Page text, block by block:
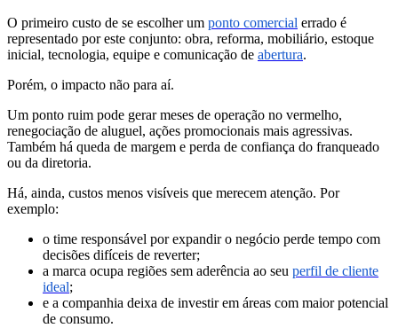
O primeiro custo de se escolher um ponto comercial errado é
representado por este conjunto: obra, reforma, mobiliário, estoque
inicial, tecnologia, equipe e comunicação de abertura.
Porém, o impacto não para aí.
Um ponto ruim pode gerar meses de operação no vermelho,
renegociação de aluguel, ações promocionais mais agressivas.
Também há queda de margem e perda de confiança do franqueado
ou da diretoria.
Há, ainda, custos menos visíveis que merecem atenção. Por
exemplo:
o time responsável por expandir o negócio perde tempo com
decisões difíceis de reverter;
a marca ocupa regiões sem aderência ao seu perfil de cliente
ideal;
e a companhia deixa de investir em áreas com maior potencial
de consumo.